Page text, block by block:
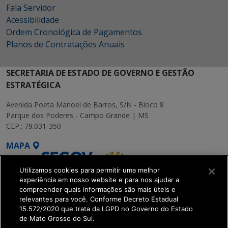
Fala Servidor
Acessibilidade
Ordem Cronológica de Pagamentos
Planos de Contratações Anuais
SECRETARIA DE ESTADO DE GOVERNO E GESTÃO
ESTRATÉGICA
Avenida Poeta Manoel de Barros, S/N - Bloco 8
Parque dos Poderes - Campo Grande | MS
CEP.: 79.031-350
MAPA
SETDIG | Secretaria-
Executiva de
Utilizamos cookies para permitir uma melhor
experiência em nosso website e para nos ajudar a
compreender quais informações são mais úteis e
relevantes para você. Conforme Decreto Estadual
15.572/2020 que trata da LGPD no Governo do Estado
de Mato Grosso do Sul.